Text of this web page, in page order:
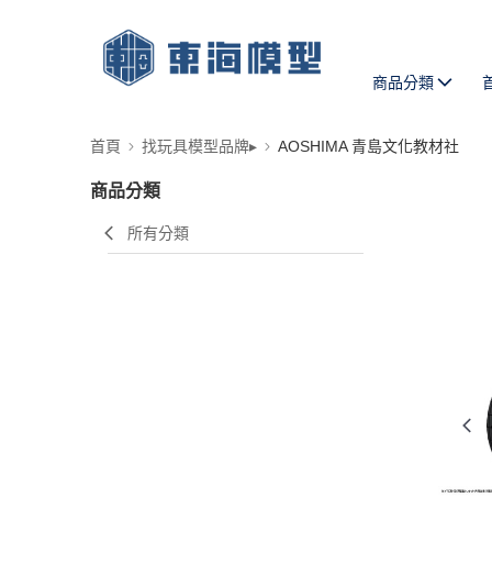
商品分類
首頁 找玩具模型品牌▸ AOSHIMA 青島文化教材社
商品分類
所有分類